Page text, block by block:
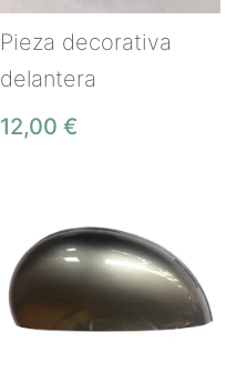
Pieza decorativa
delantera
12,00 €